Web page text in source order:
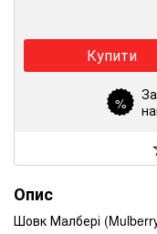
Купити
%
Опис
Шовк Малбері